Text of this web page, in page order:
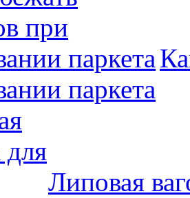
паркета
Липовая